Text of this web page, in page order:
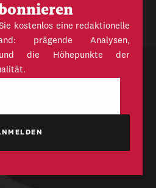
kostenlos eine redaktionelle
prägende Analysen,
und die Höhepunkte der